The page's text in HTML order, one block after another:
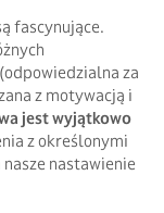
fascynujące.
za
z motywacją i
jest wyjątkowo
z określonymi
nastawienie